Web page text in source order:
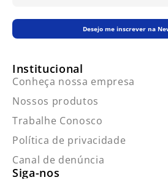
Desejo me inscrever na
Institucional
Conheça nossa empresa
Nossos produtos
Trabalhe Conosco
Política de privacidade
Canal de denúncia
Siga-nos